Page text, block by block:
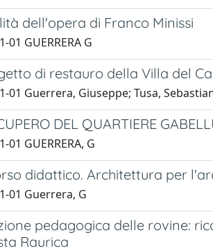
dell'opera di Franco Minissi
01 GUERRERA G
di restauro della Villa del
01 Guerrera, Giuseppe; Tusa,
DEL QUARTIERE
01 GUERRERA, G
didattico. Architettura per
01 Guerrera, G
pedagogica delle rovine:
Raurica